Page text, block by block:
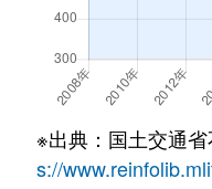
※出典：国土交通
s://